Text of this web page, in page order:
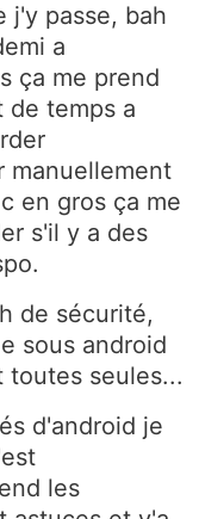
j'y passe, bah
a
ça me prend
de temps a
manuellement
en gros ça me
s'il y a des
de sécurité,
sous android
toutes seules...
d'android je
les